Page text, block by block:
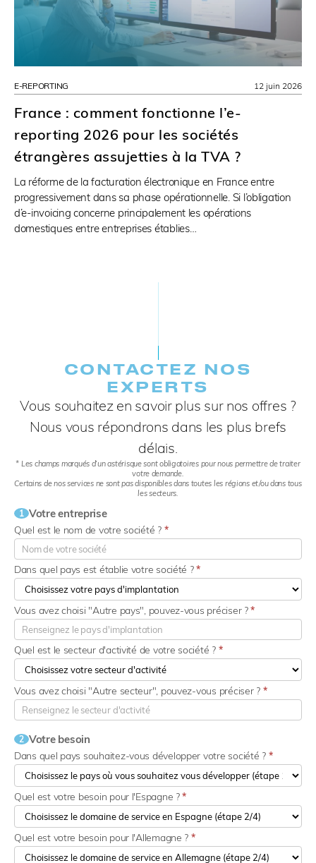
E-REPORTING
France : comment fonctionne l’e-
reporting 2026 pour les sociétés
étrangères assujetties à la TVA ?
La réforme de la facturation électronique en France entre
progressivement dans sa phase opérationnelle. Si l’obligation
d’e-invoicing concerne principalement les opérations
domestiques entre entreprises établies…
12 juin 2026
CONTACTEZ NOS
EXPERTS​
Vous souhaitez en savoir plus sur nos offres ?
Nous vous répondrons dans les plus brefs
délais.
* Les champs marqués d’un astérisque sont obligatoires pour nous permettre de traiter
votre demande.
Certains de nos services ne sont pas disponibles dans toutes les régions et/ou dans tous
les secteurs.
1 Votre entreprise
Quel est le nom de votre société ? *
Dans quel pays est établie votre société ?*
Quel est le secteur d'activité de votre société ? *
Vous avez choisi "Autre pays", pouvez-vous préciser ?*
Vous avez choisi "Autre secteur", pouvez-vous préciser ? *
2 Votre besoin
Dans quel pays souhaitez-vous développer votre société ? *
Quel est votre besoin pour l'Espagne ?*
Quel est votre besoin pour l'Allemagne ? *